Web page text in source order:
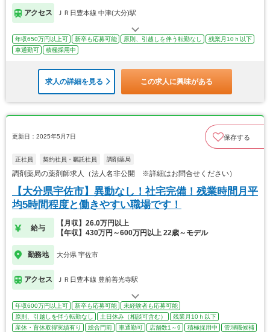
アクセス ＪＲ日豊本線 中津(大分)駅
年収650万円以上可 新卒も応募可能 原則、引越しを伴う転勤なし
残業月10ｈ以下
車通勤可
積極採用中
求人の詳細を見る この求人に興味がある
更新日：2025年5月7日 保存する
正社員 契約社員・嘱託社員 調剤薬局
調剤薬局の薬剤師求人（法人名非公開 ※詳細はお問合せください）
【大分県宇佐市】異動なし！社宅完備！残業時間月平
均5時間程度と働きやすい職場です！
給与
【月収】26.0万円以上
【年収】430万円～600万円以上 22歳～モデル
勤務地 大分県 宇佐市
アクセス ＪＲ日豊本線 豊前善光寺駅
年収600万円以上可 新卒も応募可能
未経験者も応募可能
原則、引越しを伴う転勤なし
土日休み（相談可含む）
残業月10ｈ以下
産休・育休取得実績有り
総合門前 車通勤可 店舗数1～9 積極採用中
管理職候補